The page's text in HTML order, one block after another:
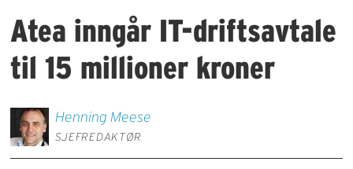
Atea inngår IT-driftsavtale
til 15 millioner kroner
Henning Meese
SJEFREDAKTØR